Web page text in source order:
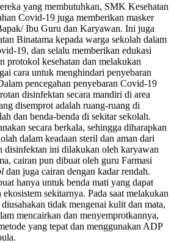
yang membutuhkan, SMK Kesehatan
Covid-19 juga memberikan masker
Ibu Guru dan Karyawan. Ini juga
Binatama kepada warga sekolah dalam
19, dan selalu memberikan edukasi
protokol kesehatan dan melakukan
cara untuk menghindari penyebaran
pencegahan penyebaran Covid-19
disinfektan secara mandiri di area
disemprot adalah ruang-ruang di
dan benda-benda di sekitar sekolah.
secara berkala, sehingga diharapkan
dalam keadaan steril dan aman dari
disinfektan ini dilakukan oleh karyawan
cairan pun dibuat oleh guru Farmasi
dan juga cairan dengan kadar rendah.
hanya untuk benda mati yang dapat
sekitarnya. Pada saat melakukan
tidak mengenai kulit dan mata,
mencairkan dan menyemprotkannya,
yang tepat dan menggunakan ADP